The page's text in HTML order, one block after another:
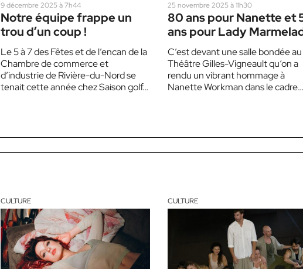
9 décembre 2025 à 7h44
Notre équipe frappe un
trou d’un coup !
Le 5 à 7 des Fêtes et de l’encan de la
Chambre de commerce et
d’industrie de Rivière-du-Nord se
tenait cette année chez Saison golf…
25 novembre 2025 à 11h30
80 ans pour Nanette et
ans pour Lady
C’est devant une salle bondée au
Théâtre Gilles-Vigneault qu‘on a
rendu un vibrant hommage à
Nanette Workman dans le cadre
CULTURE CULTURE